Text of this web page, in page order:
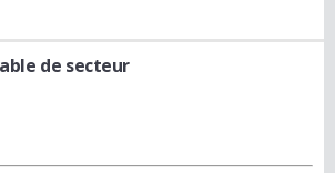
de secteur